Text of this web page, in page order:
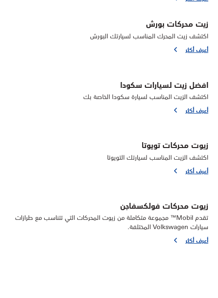
زيت محركات بورش
اكتشف زيت المحرك المناسب لسيارتك البورش
أعرف أكثر
افضل زيت لسيارات سكودا
اكتشف الزيت المناسب لسيارة سكودا الخاصة بك
أعرف أكثر
زيوت محركات تويوتا
اكتشف الزيت المناسب لسيارتك التويوتا
أعرف أكثر
زيوت محركات فولكسفاجن
تقدم Mobil™ مجموعة متكاملة من زيوت المحركات التي تتناسب مع طرازات
سيارات Volkswagen المختلفة.
أعرف أكثر